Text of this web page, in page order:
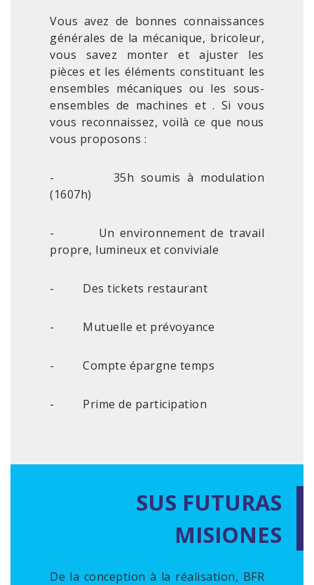
Vous avez de bonnes connaissances
générales de la mécanique, bricoleur,
vous savez monter et ajuster les
pièces et les éléments constituant les
ensembles mécaniques ou les sous-
ensembles de machines et . Si vous
vous reconnaissez, voilà ce que nous
vous proposons :
- 35h soumis à modulation
(1607h)
- Un environnement de travail
propre, lumineux et conviviale
- Des tickets restaurant
- Mutuelle et prévoyance
- Compte épargne temps
- Prime de participation
SUS FUTURAS
MISIONES
De la conception à la réalisation, BFR